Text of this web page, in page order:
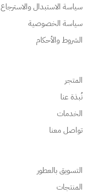
سياسة الاستبدال والاسترجاع
سياسة الخصوصية
الشروط والأحكام
المتجر
نُبذة عنا
الخدمات
تواصل معنا
التسويق بالعطور
المنتجات